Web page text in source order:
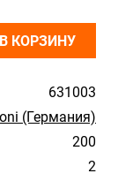
631003
(Германия)
200
2
В КОРЗИНУ